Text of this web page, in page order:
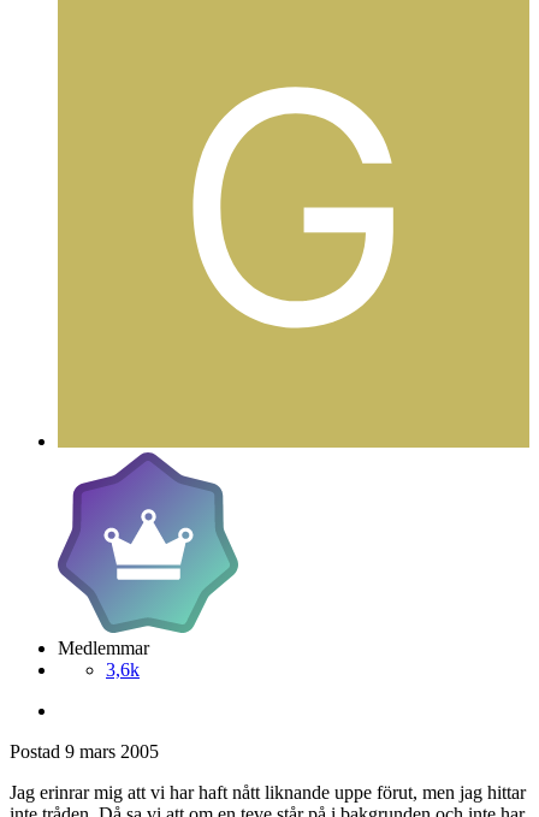
Medlemmar
3,6k
Postad 9 mars 2005
Jag erinrar mig att vi har haft nått liknande uppe förut, men jag hittar